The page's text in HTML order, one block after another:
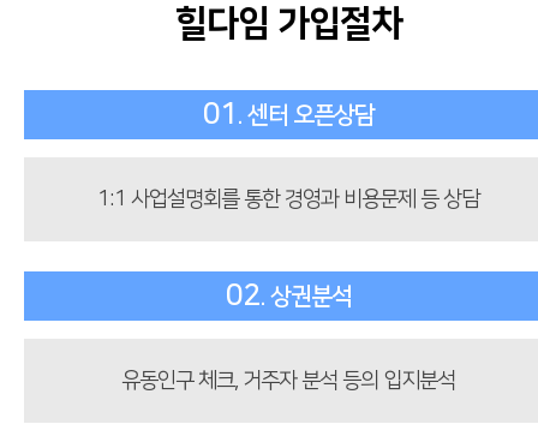
힐다임 가입절차
01 . 센터 오픈상담
1:1 사업설명회를 통한 경영과 비용문제 등 상담
02. 상권분석
유동인구 체크, 거주자 분석 등의 입지분석